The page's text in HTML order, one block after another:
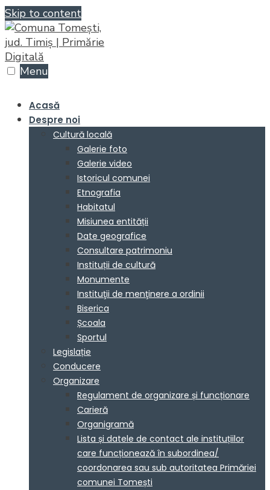
Skip to content
Menu
Acasă
Despre noi
Cultură locală
Galerie foto
Galerie video
Istoricul comunei
Etnografia
Habitatul
Misiunea entității
Date geografice
Consultare patrimoniu
Instituții de cultură
Monumente
Instituţii de menţinere a ordinii
Biserica
Școala
Sportul
Legislație
Conducere
Organizare
Regulament de organizare și funcționare
Carieră
Organigramă
Lista și datele de contact ale instituțiilor
care funcționează în subordinea/
coordonarea sau sub autoritatea Primăriei
comunei Tomești